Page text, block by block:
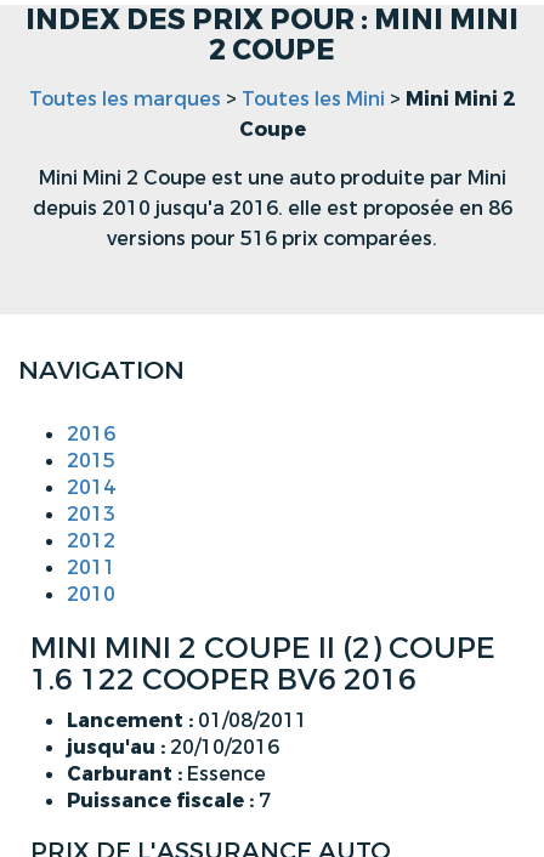
INDEX DES PRIX POUR : MINI MINI
2 COUPE
Toutes les marques > Toutes les Mini > Mini Mini 2
Coupe
Mini Mini 2 Coupe est une auto produite par Mini
depuis 2010 jusqu'a 2016. elle est proposée en 86
versions pour 516 prix comparées.
NAVIGATION
2016
2015
2014
2013
2012
2011
2010
MINI MINI 2 COUPE II (2) COUPE
1.6 122 COOPER BV6 2016
Lancement : 01/08/2011
jusqu'au : 20/10/2016
Carburant : Essence
Puissance fiscale : 7